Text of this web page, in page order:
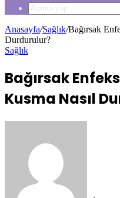
Anasayfa/Sağlık/Bağırsak
Durdurulur?
Sağlık
Bağırsak
Kusma Nasıl